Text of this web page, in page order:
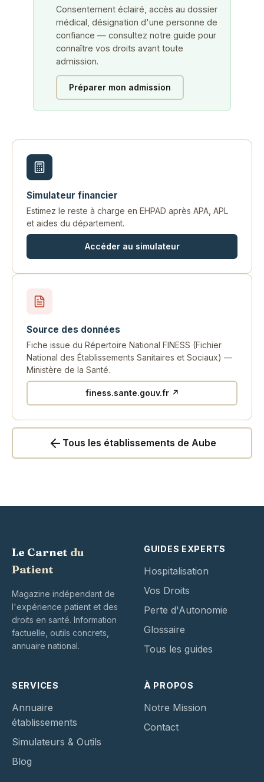
Consentement éclairé, accès au dossier
médical, désignation d'une personne de
confiance — consultez notre guide pour
connaître vos droits avant toute
admission.
Préparer mon admission
Simulateur financier
Estimez le reste à charge en EHPAD après APA, APL
et aides du département.
Accéder au simulateur
Source des données
Fiche issue du Répertoire National FINESS (Fichier
National des Établissements Sanitaires et Sociaux) —
Ministère de la Santé.
finess.sante.gouv.fr ↗
Tous les établissements de Aube
Le Carnet du
Patient
Magazine indépendant de
l'expérience patient et des
droits en santé. Information
factuelle, outils concrets,
annuaire national.
GUIDES EXPERTS
Hospitalisation
Vos Droits
Perte d'Autonomie
Glossaire
Tous les guides
SERVICES
Annuaire
établissements
Simulateurs & Outils
Blog
À PROPOS
Notre Mission
Contact